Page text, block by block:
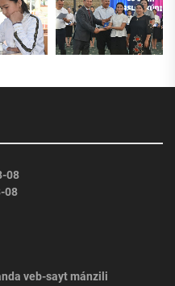
08
08
veb-sayt mánzili